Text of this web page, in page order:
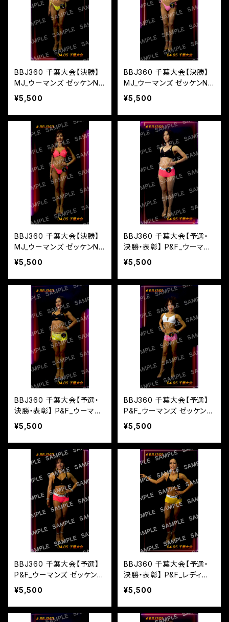
BBJ360 千葉大会【決勝】
MJ_ウーマンズ ゼッケンN
o,3
¥5,500
BBJ360 千葉大会【決勝】
MJ_ウーマンズ ゼッケンN
o,2
¥5,500
BBJ360 千葉大会【決勝】
MJ_ウーマンズ ゼッケンN
o,1
¥5,500
BBJ360 千葉大会【予選・
決勝・表彰】 P&F_ウーマン
ズ ゼッケンNo,4
¥5,500
BBJ360 千葉大会【予選・
決勝・表彰】 P&F_ウーマン
ズ ゼッケンNo,3
¥5,500
BBJ360 千葉大会【予選】
P&F_ウーマンズ ゼッケンN
o,2
¥5,500
BBJ360 千葉大会【予選】
P&F_ウーマンズ ゼッケンN
o,1
¥5,500
BBJ360 千葉大会【予選・
決勝・表彰】 P&F_レディー
ス ゼッケンNo,1
¥5,500